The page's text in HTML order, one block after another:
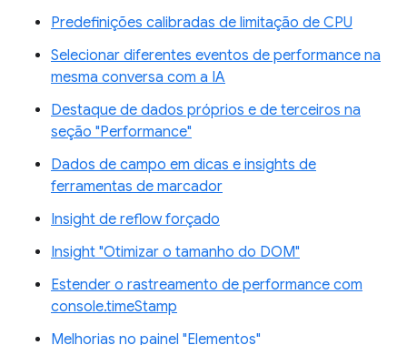
Predefinições calibradas de limitação de CPU
Selecionar diferentes eventos de performance na
mesma conversa com a IA
Destaque de dados próprios e de terceiros na
seção "Performance"
Dados de campo em dicas e insights de
ferramentas de marcador
Insight de reflow forçado
Insight "Otimizar o tamanho do DOM"
Estender o rastreamento de performance com
console.timeStamp
Melhorias no painel "Elementos"